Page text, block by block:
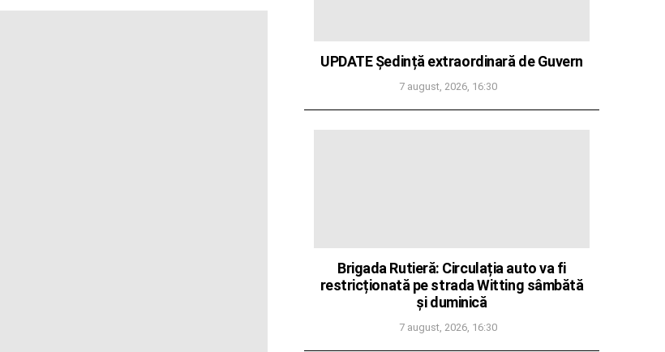
UPDATE Ședință extraordinară de Guvern
7 august, 2026, 16:30
Brigada Rutieră: Circulația auto va fi
restricționată pe strada Witting sâmbătă
și duminică
7 august, 2026, 16:30